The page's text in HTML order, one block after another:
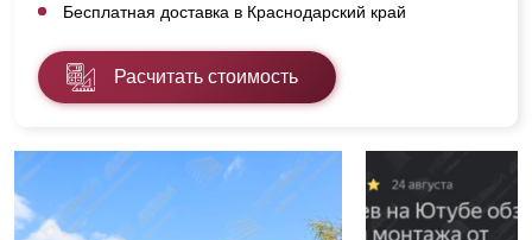
Бесплатная доставка в Краснодарский край
Расчитать стоимость